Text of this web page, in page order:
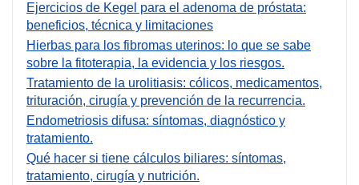
Ejercicios de Kegel para el adenoma de próstata:
beneficios, técnica y limitaciones
Hierbas para los fibromas uterinos: lo que se sabe
sobre la fitoterapia, la evidencia y los riesgos.
Tratamiento de la urolitiasis: cólicos, medicamentos,
trituración, cirugía y prevención de la recurrencia.
Endometriosis difusa: síntomas, diagnóstico y
tratamiento.
Qué hacer si tiene cálculos biliares: síntomas,
tratamiento, cirugía y nutrición.